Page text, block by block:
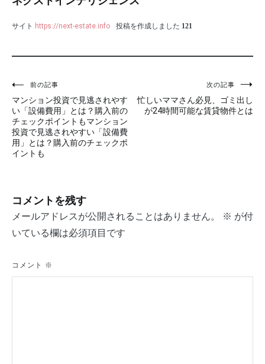
サイト https://next-estate.info 投稿を作成しました 121
投
稿
ナ
ビ
ー
シ
ョ
ン
前の記事
マンション投資で見逃されやす
い「設備費用」とは？購入前の
チェックポイントもマンション
投資で見逃されやすい「設備費
用」とは？購入前のチェックポ
イントも
次の記事
忙しいママさん必見、ゴミ出し
が24時間可能な賃貸物件とは
コメントを残す
メールアドレスが公開されることはありません。 ※ が付
いている欄は必須項目です
コメント ※